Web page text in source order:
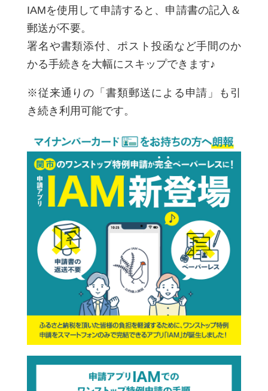
IAMを使用して申請すると、申請書の記入＆
郵送が不要。
署名や書類添付、ポスト投函など手間のか
かる手続きを大幅にスキップできます♪
※従来通りの「書類郵送による申請」も引
き続き利用可能です。